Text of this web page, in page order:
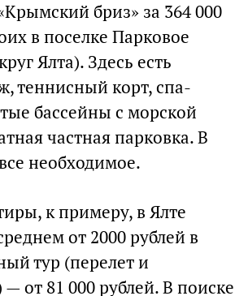
бриз» за 364 000
в поселке Парковое
Ялта). Здесь есть
теннисный корт, спа-
бассейны с морской
частная парковка. В
необходимое.
к примеру, в Ялте
от 2000 рублей в
тур (перелет и
от 81 000 рублей. В поиске